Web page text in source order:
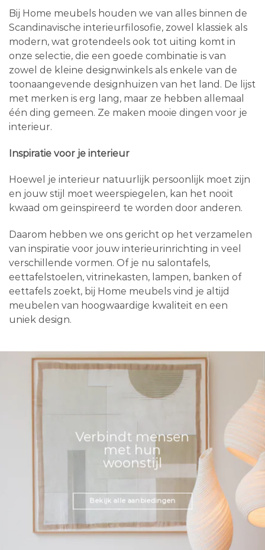
Bij Home meubels houden we van alles binnen de
Scandinavische interieurfilosofie, zowel klassiek als
modern, wat grotendeels ook tot uiting komt in
onze selectie, die een goede combinatie is van
zowel de kleine designwinkels als enkele van de
toonaangevende designhuizen van het land. De lijst
met merken is erg lang, maar ze hebben allemaal
één ding gemeen. Ze maken mooie dingen voor je
interieur.
Inspiratie voor je interieur
Hoewel je interieur natuurlijk persoonlijk moet zijn
en jouw stijl moet weerspiegelen, kan het nooit
kwaad om geïnspireerd te worden door anderen.
Daarom hebben we ons gericht op het verzamelen
van inspiratie voor jouw interieurinrichting in veel
verschillende vormen. Of je nu salontafels,
eettafelstoelen, vitrinekasten, lampen, banken of
eettafels zoekt, bij Home meubels vind je altijd
meubelen van hoogwaardige kwaliteit en een
uniek design.
Verbindt mensen
met hun
woonstijl
Bekijk alle aanbiedingen